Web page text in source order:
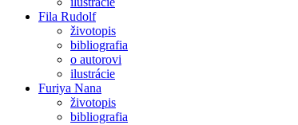
Fila Rudolf
životopis
bibliografia
o autorovi
ilustrácie
Furiya Nana
životopis
bibliografia